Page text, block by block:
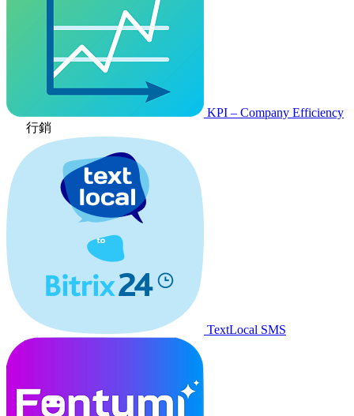
KPI – Company Efficiency
行銷
TextLocal SMS